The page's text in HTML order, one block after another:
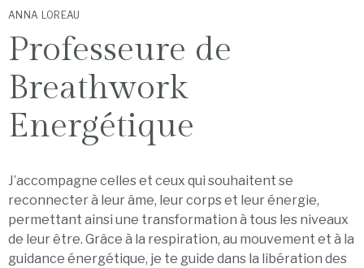
ANNA LOREAU
Professeure de
Breathwork
Energétique
J’accompagne celles et ceux qui souhaitent se
reconnecter à leur âme, leur corps et leur énergie,
permettant ainsi une transformation à tous les niveaux
de leur être. Grâce à la respiration, au mouvement et à la
guidance énergétique, je te guide dans la libération des